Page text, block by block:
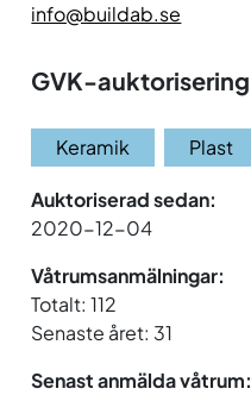
info@buildab.se
GVK-auktorisering
Keramik Plast
Auktoriserad sedan:
2020-12-04
Våtrumsanmälningar:
Totalt: 112
Senaste året: 31
Senast anmälda våtrum: